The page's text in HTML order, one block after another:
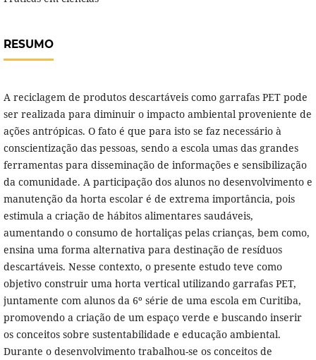
RESUMO
A reciclagem de produtos descartáveis como garrafas PET pode
ser realizada para diminuir o impacto ambiental proveniente de
ações antrópicas. O fato é que para isto se faz necessário à
conscientização das pessoas, sendo a escola umas das grandes
ferramentas para disseminação de informações e sensibilização
da comunidade. A participação dos alunos no desenvolvimento e
manutenção da horta escolar é de extrema importância, pois
estimula a criação de hábitos alimentares saudáveis,
aumentando o consumo de hortaliças pelas crianças, bem como,
ensina uma forma alternativa para destinação de resíduos
descartáveis. Nesse contexto, o presente estudo teve como
objetivo construir uma horta vertical utilizando garrafas PET,
juntamente com alunos da 6º série de uma escola em Curitiba,
promovendo a criação de um espaço verde e buscando inserir
os conceitos sobre sustentabilidade e educação ambiental.
Durante o desenvolvimento trabalhou-se os conceitos de